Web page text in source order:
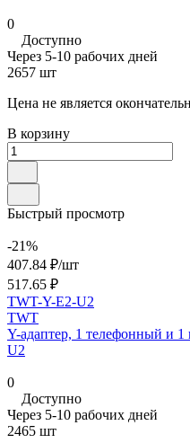
0
Доступно
Через 5-10 рабочих дней
2657 шт
Цена не является
В корзину
Быстрый просмотр
-21%
407.84 ₽/шт
517.65 ₽
TWT-Y-E2-U2
TWT
Y-адаптер, 1 телефонный и
U2
0
Доступно
Через 5-10 рабочих дней
2465 шт